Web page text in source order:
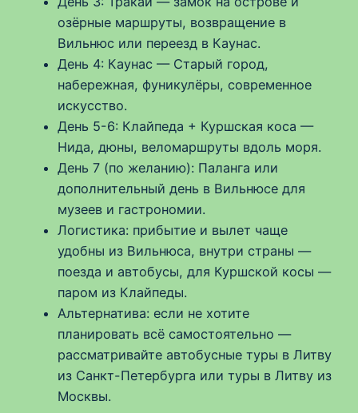
озёрные маршруты, возвращение в
Вильнюс или переезд в Каунас.
День 4: Каунас — Старый город,
набережная, фуникулёры, современное
искусство.
День 5-6: Клайпеда + Куршская коса —
Нида, дюны, веломаршруты вдоль моря.
День 7 (по желанию): Палангa или
дополнительный день в Вильнюсе для
музеев и гастрономии.
Логистика: прибытие и вылет чаще
удобны из Вильнюса, внутри страны —
поезда и автобусы, для Куршской косы —
паром из Клайпеды.
Альтернатива: если не хотите
планировать всё самостоятельно —
рассматривайте автобусные туры в Литву
из Санкт-Петербурга или туры в Литву из
Москвы.